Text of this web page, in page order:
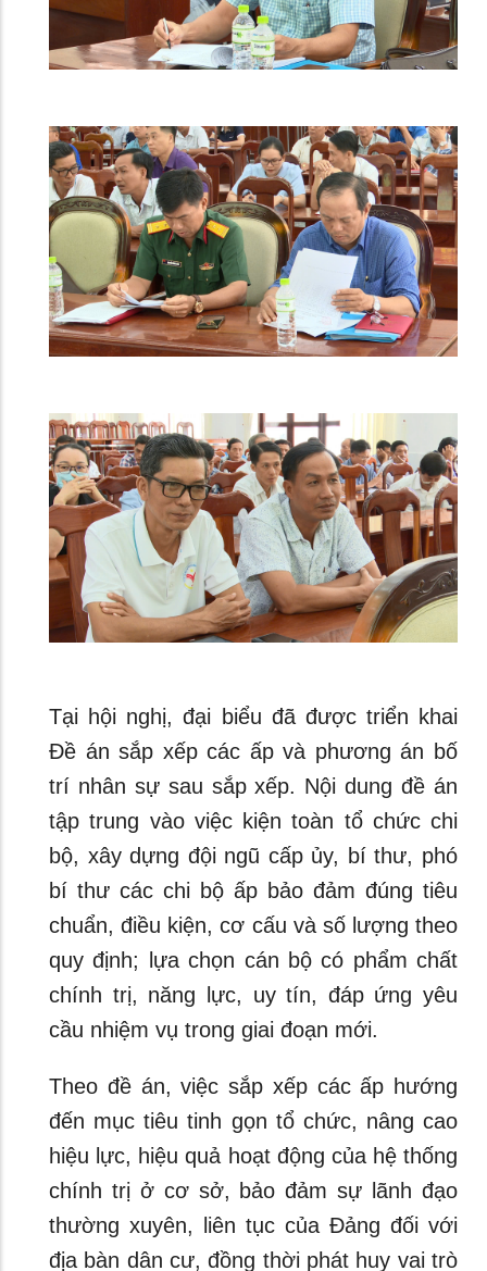
Tại hội nghị, đại biểu đã được triển khai
Đề án sắp xếp các ấp và phương án bố
trí nhân sự sau sắp xếp. Nội dung đề án
tập trung vào việc kiện toàn tổ chức chi
bộ, xây dựng đội ngũ cấp ủy, bí thư, phó
bí thư các chi bộ ấp bảo đảm đúng tiêu
chuẩn, điều kiện, cơ cấu và số lượng theo
quy định; lựa chọn cán bộ có phẩm chất
chính trị, năng lực, uy tín, đáp ứng yêu
cầu nhiệm vụ trong giai đoạn mới.
Theo đề án, việc sắp xếp các ấp hướng
đến mục tiêu tinh gọn tổ chức, nâng cao
hiệu lực, hiệu quả hoạt động của hệ thống
chính trị ở cơ sở, bảo đảm sự lãnh đạo
thường xuyên, liên tục của Đảng đối với
địa bàn dân cư, đồng thời phát huy vai trò